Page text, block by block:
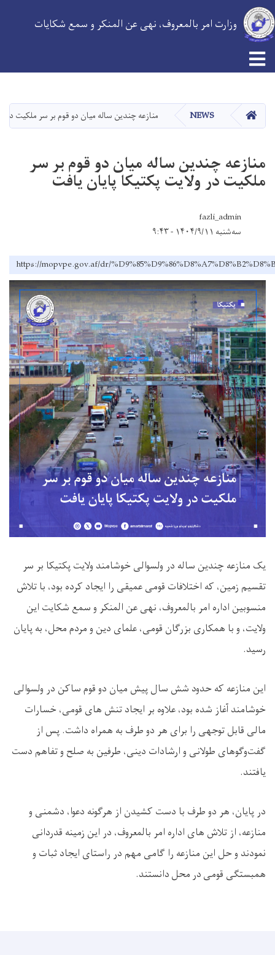
main
content
وزارت امر بالمعروف، نهی عن المنکر و سمع شکایات
HOME
NEWS منازعه چندین ساله میان دو قوم بر سر ملکیت در
منازعه چندین ساله میان دو قوم بر سر
ملکیت در ولایت پکتیکا پایان یافت
fazli_admin
سه‌شنبه ۱۴۰۴/۹/۱۱ - ۹:۴۳
https://mopvpe.gov.af/dr/
یک منازعه چندین ساله در ولسوالی خوشامند ولایت پکتیکا بر سر
تقسیم زمین، که اختلافات قومی عمیقی را ایجاد کرده بود، با تلاش
منسوبین اداره امر بالمعروف، نهی عن المنکر و سمع شکایت این
ولایت، و با همکاری بزرگان قومی، علمای دین و مردم محل، به پایان
رسید.
این منازعه که حدود شش سال پیش میان دو قوم ساکن در ولسوالی
خوشامند آغاز شده بود، علاوه بر ایجاد تنش‌ های قومی، خسارات
مالی قابل توجهی را برای هر دو طرف به همراه داشت. پس از
گفت‌وگوهای طولانی و ارشادات دینی، طرفین به صلح و تفاهم دست
یافتند.
در پایان، هر دو طرف با دست کشیدن از هرگونه دعوا، دشمنی و
منازعه، از تلاش ‌های اداره امر بالمعروف، در این زمینه قدردانی
نمودند و حل این منازعه را گامی مهم در راستای ایجاد ثبات و
همبستگی قومی در محل دانستند.